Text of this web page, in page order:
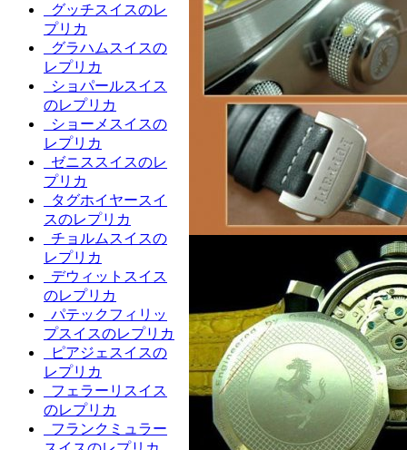
グッチスイスのレ
プリカ
グラハムスイスの
レプリカ
ショパールスイス
のレプリカ
ショーメスイスの
レプリカ
ゼニススイスのレ
プリカ
タグホイヤースイ
スのレプリカ
チョルムスイスの
レプリカ
デウィットスイス
のレプリカ
パテックフィリッ
プスイスのレプリカ
ピアジェスイスの
レプリカ
フェラーリスイス
のレプリカ
フランクミュラー